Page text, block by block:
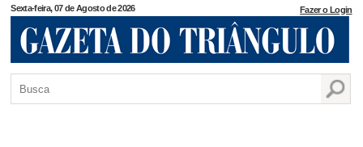
Sexta-feira, 07 de Agosto de 2026 Fazer o Login